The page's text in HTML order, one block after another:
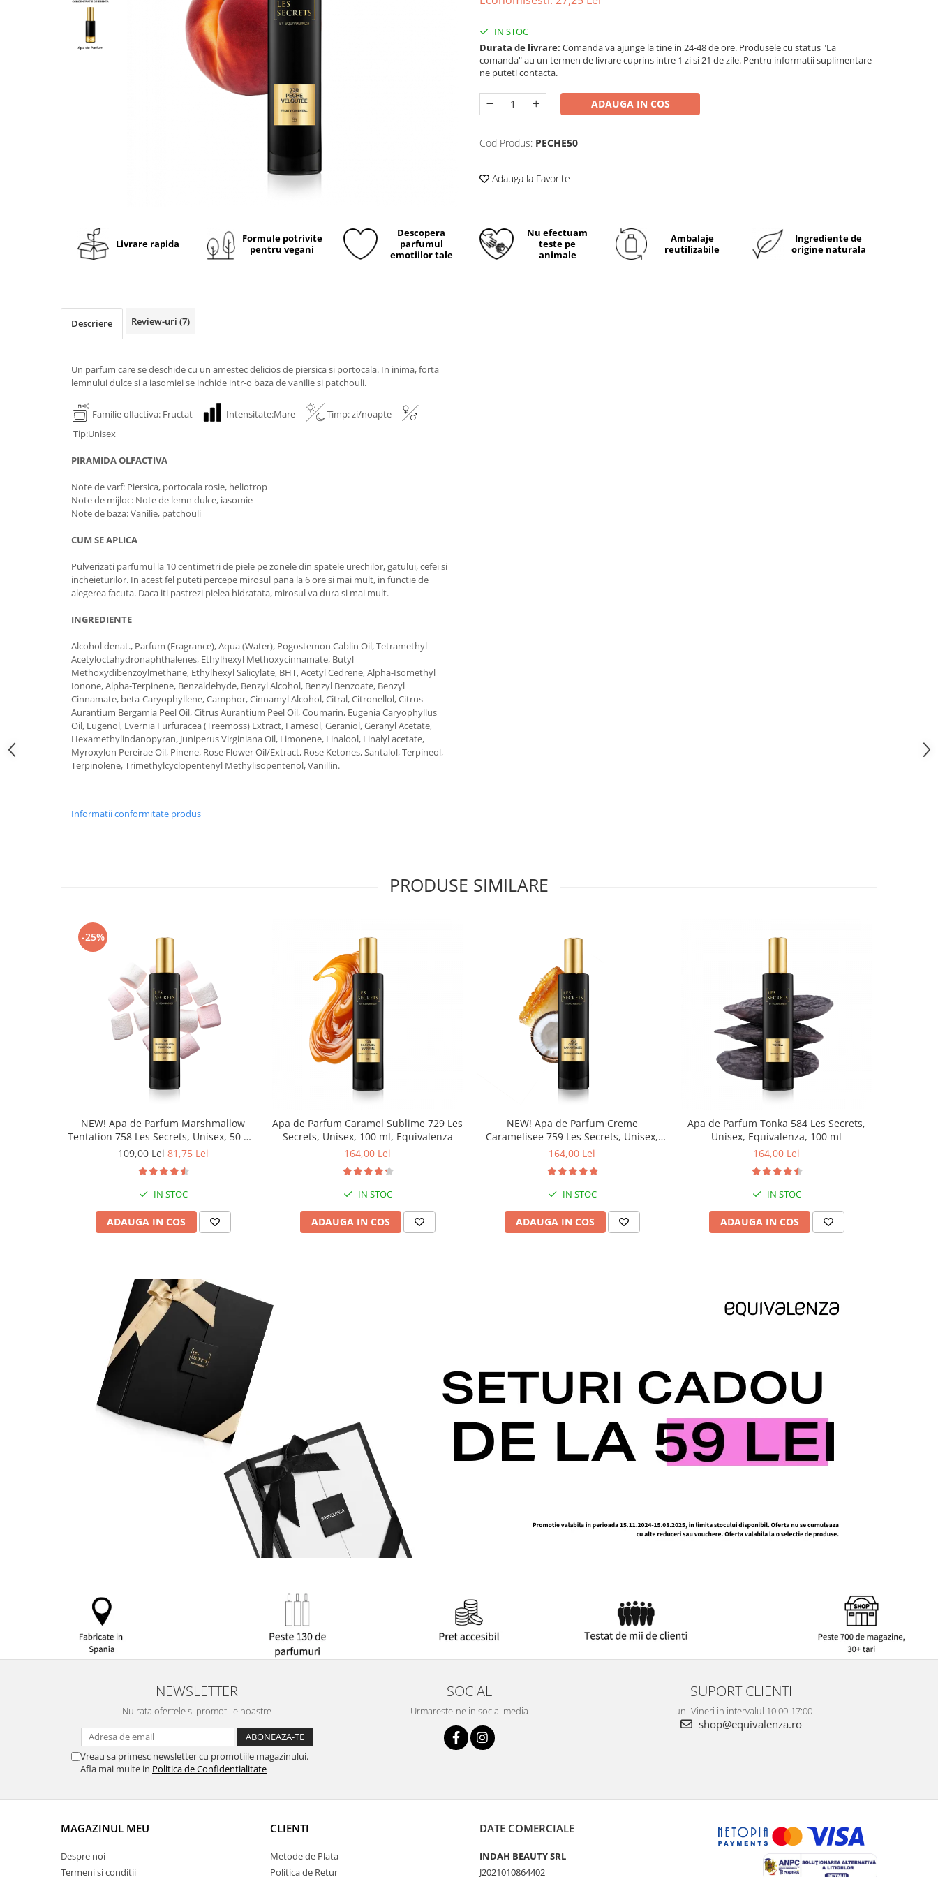
Ulei pentru barba
IN STOC
Durata de livrare: Comanda va ajunge la tine in 24-48 de ore. Produsele cu status "La
comanda" au un termen de livrare cuprins intre 1 zi si 21 de zile. Pentru informatii suplimentare
ne puteti contacta.
ADAUGA IN COS
Cod Produs: PECHE50
Adauga la Favorite
Livrare rapida
Formule potrivite
pentru vegani
Descopera
parfumul
emotiilor tale
Nu efectuam
teste pe
animale
Ambalaje
reutilizabile
Ingrediente de
origine naturala
Descriere Review-uri (7)
Un parfum care se deschide cu un amestec delicios de piersica si portocala. In inima, forta
lemnului dulce si a iasomiei se inchide intr-o baza de vanilie si patchouli.
Familie olfactiva: Fructat Intensitate:Mare
Timp: zi/noapte
Tip:Unisex
PIRAMIDA OLFACTIVA
Note de varf: Piersica, portocala rosie, heliotrop
Note de mijloc: Note de lemn dulce, iasomie
Note de baza: Vanilie, patchouli
CUM SE APLICA
Pulverizati parfumul la 10 centimetri de piele pe zonele din spatele urechilor, gatului, cefei si
incheieturilor. In acest fel puteti percepe mirosul pana la 6 ore si mai mult, in functie de
alegerea facuta. Daca iti pastrezi pielea hidratata, mirosul va dura si mai mult.
INGREDIENTE
Alcohol denat., Parfum (Fragrance), Aqua (Water), Pogostemon Cablin Oil, Tetramethyl
Acetyloctahydronaphthalenes, Ethylhexyl Methoxycinnamate, Butyl
Methoxydibenzoylmethane, Ethylhexyl Salicylate, BHT, Acetyl Cedrene, Alpha-Isomethyl
Ionone, Alpha-Terpinene, Benzaldehyde, Benzyl Alcohol, Benzyl Benzoate, Benzyl
Cinnamate, beta-Caryophyllene, Camphor, Cinnamyl Alcohol, Citral, Citronellol, Citrus
Aurantium Bergamia Peel Oil, Citrus Aurantium Peel Oil, Coumarin, Eugenia Caryophyllus
Oil, Eugenol, Evernia Furfuracea (Treemoss) Extract, Farnesol, Geraniol, Geranyl Acetate,
Hexamethylindanopyran, Juniperus Virginiana Oil, Limonene, Linalool, Linalyl acetate,
Myroxylon Pereirae Oil, Pinene, Rose Flower Oil/Extract, Rose Ketones, Santalol, Terpineol,
Terpinolene, Trimethylcyclopentenyl Methylisopentenol, Vanillin.
Informatii conformitate produs
PRODUSE SIMILARE
-25%
NEW! Apa de Parfum Marshmallow
Tentation 758 Les Secrets, Unisex, 50 ml,
Equivalenza
109,00 Lei81,75 Lei
IN STOC
ADAUGA IN COS
Apa de Parfum Caramel Sublime 729 Les
Secrets, Unisex, 100 ml, Equivalenza
164,00 Lei
IN STOC
ADAUGA IN COS
NEW! Apa de Parfum Creme
Caramelisee 759 Les Secrets, Unisex,
100 ml, Equivalenza
164,00 Lei
IN STOC
ADAUGA IN COS
Apa de Parfum Tonka 584 Les Secrets,
Unisex, Equivalenza, 100 ml
164,00 Lei
IN STOC
ADAUGA IN COS
NEWSLETTER
Nu rata ofertele si promotiile noastre
Vreau sa primesc newsletter cu promotiile magazinului.
Afla mai multe in Politica de Confidentialitate
SOCIAL
Urmareste-ne in social media
SUPORT CLIENTI
Luni-Vineri in intervalul 10:00-17:00
shop@equivalenza.ro
MAGAZINUL MEU
Despre noi
Termeni si conditii
CLIENTI
Metode de Plata
Politica de Retur
DATE COMERCIALE
INDAH BEAUTY SRL
J2021010864402